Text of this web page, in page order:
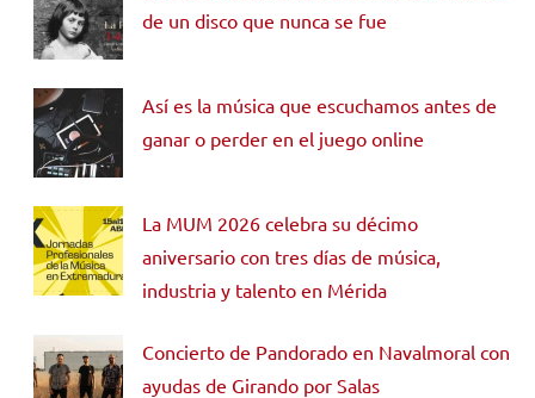
de un disco que nunca se fue
Así es la música que escuchamos antes de
ganar o perder en el juego online
La MUM 2026 celebra su décimo
aniversario con tres días de música,
industria y talento en Mérida
Concierto de Pandorado en Navalmoral con
ayudas de Girando por Salas